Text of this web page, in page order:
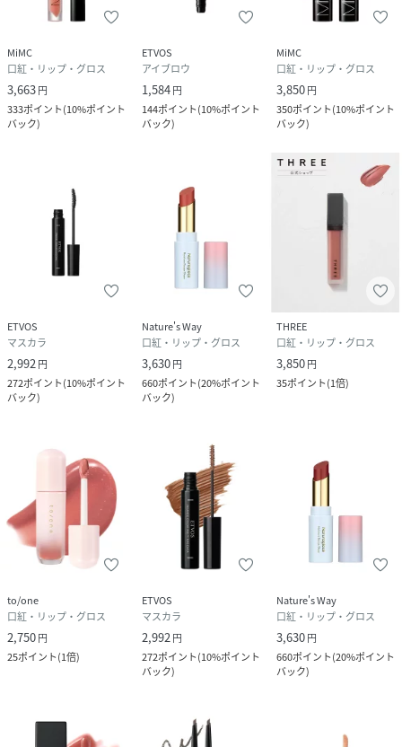
MiMC
口紅・リップ・グロス
3,663円
333ポイント(10%ポイント
バック)
ETVOS
アイブロウ
1,584円
144ポイント(10%ポイント
バック)
MiMC
口紅・リップ・グロス
3,850円
350ポイント(10%ポイント
バック)
ETVOS
マスカラ
2,992円
272ポイント(10%ポイント
バック)
Nature's Way
口紅・リップ・グロス
3,630円
660ポイント(20%ポイント
バック)
THREE
口紅・リップ・グロス
3,850円
35ポイント(1倍)
to/one
口紅・リップ・グロス
2,750円
25ポイント(1倍)
ETVOS
マスカラ
2,992 円
272ポイント(10%ポイント
バック)
Nature's Way
口紅・リップ・グロス
3,630円
660ポイント(20%ポイント
バック)